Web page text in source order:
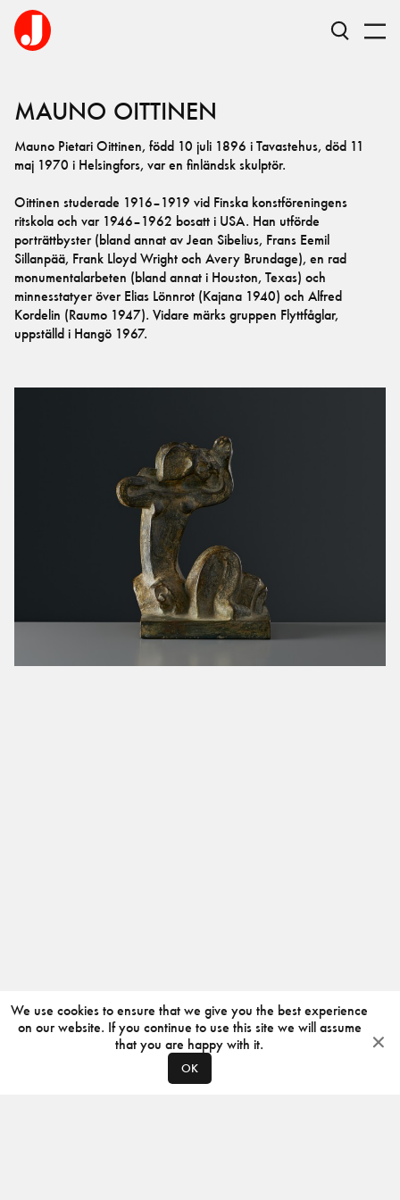
MAUNO OITTINEN
Mauno Pietari Oittinen, född 10 juli 1896 i Tavastehus, död 11
maj 1970 i Helsingfors, var en finländsk skulptör.
Oittinen studerade 1916–1919 vid Finska konstföreningens
ritskola och var 1946–1962 bosatt i USA. Han utförde
porträttbyster (bland annat av Jean Sibelius, Frans Eemil
Sillanpää, Frank Lloyd Wright och Avery Brundage), en rad
monumentalarbeten (bland annat i Houston, Texas) och
minnesstatyer över Elias Lönnrot (Kajana 1940) och Alfred
Kordelin (Raumo 1947). Vidare märks gruppen Flyttfåglar,
uppställd i Hangö 1967.
We use cookies to ensure that we give you the best experience
on our website. If you continue to use this site we will assume
that you are happy with it.
OK